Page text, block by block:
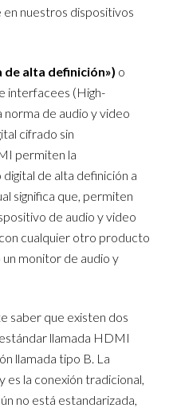
nuestros dispositivos
alta definición») o
interfacees (High-
norma de audio y video
cifrado sin
permiten la
de alta definición a
significa que, permiten
de audio y video
cualquier otro producto
monitor de audio y
saber que existen dos
llamada HDMI
llamada tipo B. La
es la conexión tradicional,
no está estandarizada,